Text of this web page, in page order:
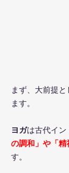
まず、大前提
ます。
ヨガは古代イン
の調和」や「
す。